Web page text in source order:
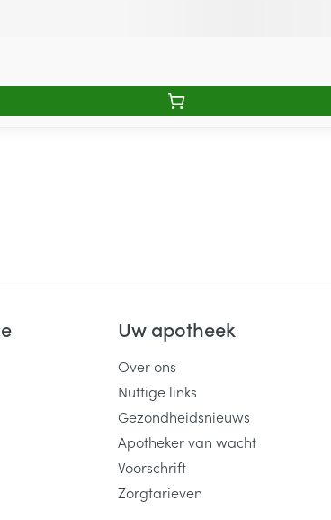
Uw apotheek
Over ons
Nuttige links
Gezondheidsnieuws
Apotheker van wacht
Voorschrift
Zorgtarieven